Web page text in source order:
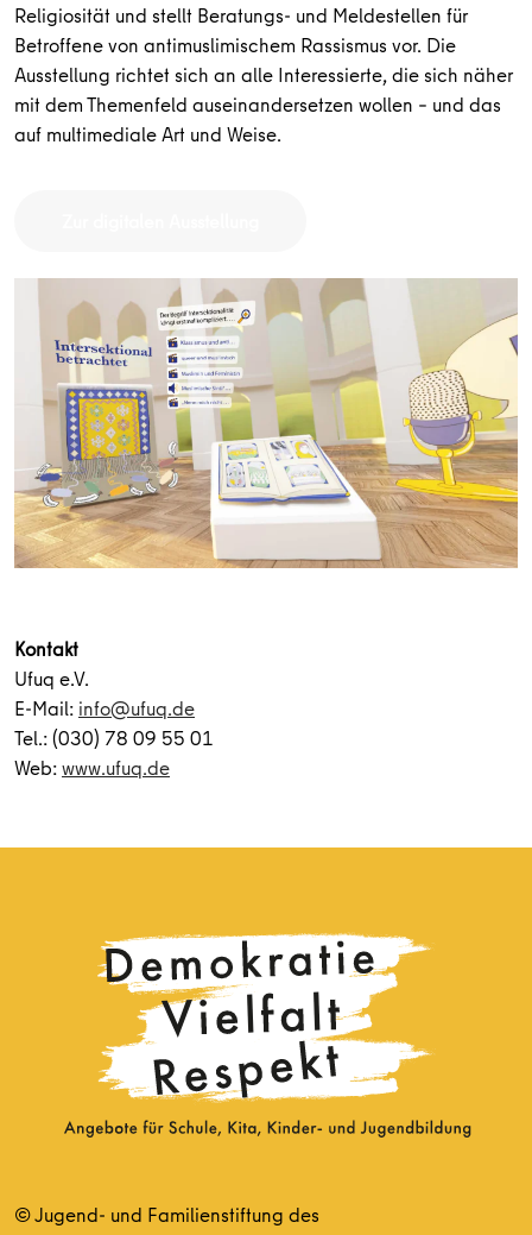
Religiosität und stellt Beratungs- und Meldestellen für
Betroffene von antimuslimischem Rassismus vor. Die
Ausstellung richtet sich an alle Interessierte, die sich näher
mit dem Themenfeld auseinandersetzen wollen – und das
auf multimediale Art und Weise.
Kontakt
Ufuq e.V.
E-Mail: info@ufuq.de
Tel.: (030) 78 09 55 01
Web:www.ufuq.de
© Jugend- und Familienstiftung des